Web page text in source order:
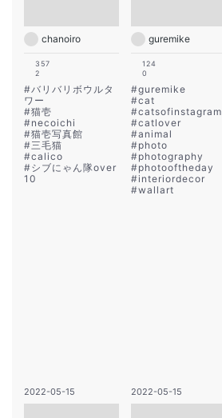
chanoiro
357
2
#バリバリボウルタ
ワー
#猫壱
#necoichi
#猫壱写真館
#三毛猫
#calico
#シブにゃん隊over
10
guremike
124
0
#guremike
#cat
#catsofinstagram
#catlover
#animal
#photo
#photography
#photooftheday
#interiordecor
#wallart
2022-05-15 2022-05-15